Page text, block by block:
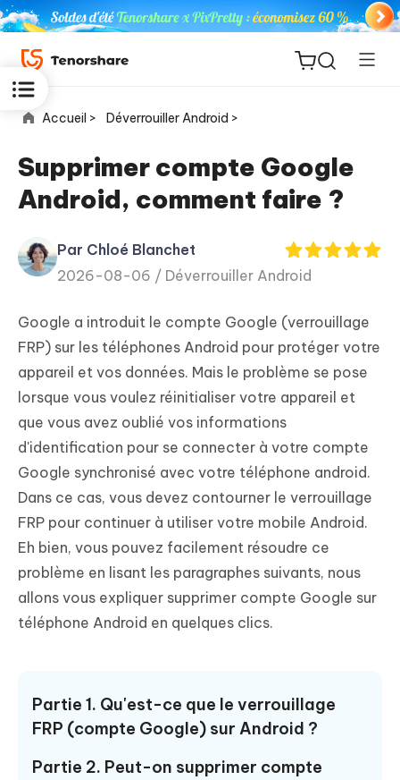
for iOS
PDNob
Editor
iAnyGo
Accueil > Déverrouiller Android >
Supprimer compte Google
Android, comment faire ?
Par Chloé Blanchet
2026-08-06 / Déverrouiller Android
Google a introduit le compte Google (verrouillage
FRP) sur les téléphones Android pour protéger votre
appareil et vos données. Mais le problème se pose
lorsque vous voulez réinitialiser votre appareil et
que vous avez oublié vos informations
d'identification pour se connecter à votre compte
Google synchronisé avec votre téléphone android.
Dans ce cas, vous devez contourner le verrouillage
FRP pour continuer à utiliser votre mobile Android.
Eh bien, vous pouvez facilement résoudre ce
problème en lisant les paragraphes suivants, nous
allons vous expliquer supprimer compte Google sur
téléphone Android en quelques clics.
Partie 1. Qu'est-ce que le verrouillage
FRP (compte Google) sur Android ?
Partie 2. Peut-on supprimer compte